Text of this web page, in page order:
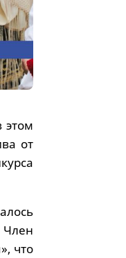
этом
от
что